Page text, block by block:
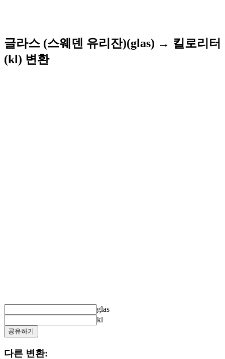
글라스 (스웨덴 유리잔)(glas) → 킬로리터
(kl) 변환
glas
kl
공유하기
다른 변환: